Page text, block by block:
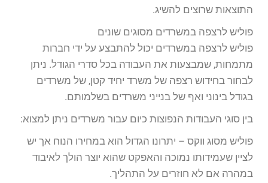
התוצאות שרוצים להשיג.
פוליש לרצפה במשרדים מסוגים שונים
פוליש לרצפה במשרדים יכול להתבצע על ידי חברות
מתמחות, שמבצעות את העבודה בכל סדרי הגודל. ניתן
לבחור בחידוש רצפה של משרד יחיד קטן, של משרדים
בגודל בינוני ואף של בנייני משרדים בשלמותם.
בין סוגי העבודות הנפוצות כיום עבור משרדים ניתן למצוא:
פוליש מסוג ווקס – יתרונו הגדול הוא במחירו הנוח אך יש
לציין שעמידותו נמוכה והאפקט שהוא יוצר הולך לאיבוד
במהרה אם לא חוזרים על התהליך.